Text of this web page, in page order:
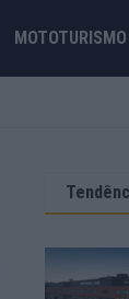
MOTOTURISMO